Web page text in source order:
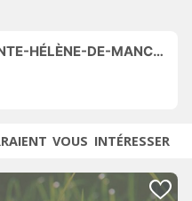
DE-MANCEBOURG
VOUS INTÉRESSER